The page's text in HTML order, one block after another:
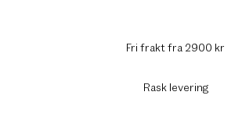
Fri frakt fra 2900 kr
Rask levering